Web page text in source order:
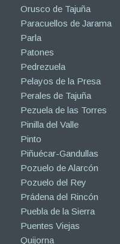
Orusco de Tajuña
Paracuellos de Jarama
Parla
Patones
Pedrezuela
Pelayos de la Presa
Perales de Tajuña
Pezuela de las Torres
Pinilla del Valle
Pinto
Piñuécar-Gandullas
Pozuelo de Alarcón
Pozuelo del Rey
Prádena del Rincón
Puebla de la Sierra
Puentes Viejas
Quijorna